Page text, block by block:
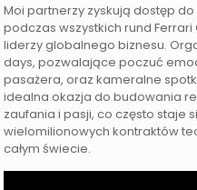
Moi partnerzy zyskują dostęp
podczas wszystkich rund
liderzy globalnego biznesu.
days, pozwalające poczuć
pasażera, oraz kameralne
idealna okazja do budowania
zaufania i pasji, co często staje
wielomilionowych kontraktów
całym świecie.